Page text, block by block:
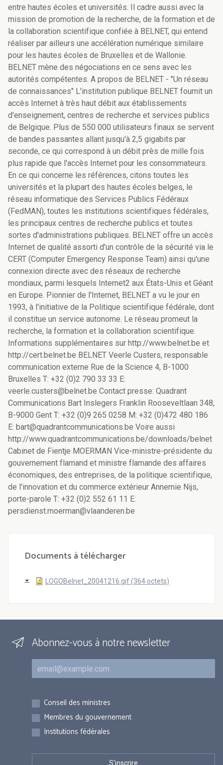
entre hautes écoles et universités. Il cadre aussi avec la
mission de promotion de la recherche, de la formation et de
la collaboration scientifique confiée à BELNET, qui entend
réaliser par ailleurs une accélération numérique similaire
pour les hautes écoles de Bruxelles et de Wallonie.
BELNET mène des négociations en ce sens avec les
autorités compétentes. A propos de BELNET - "Un réseau
de connaissances" L'institution publique BELNET fournit un
accès Internet à très haut débit aux établissements
d'enseignement, centres de recherche et services publics
de Belgique. Plus de 550 000 utilisateurs finaux se servent
de bandes passantes allant jusqu'à 2,5 gigabits par
seconde, ce qui correspond à un débit près de mille fois
plus rapide que l'accès Internet pour les consommateurs.
En ce qui concerne les références, citons toutes les
universités et la plupart des hautes écoles belges, le
réseau informatique des Services Publics Fédéraux
(FedMAN), toutes les institutions scientifiques fédérales,
les principaux centres de recherche publics et toutes
sortes d'administrations publiques. BELNET offre un accès
Internet de qualité assorti d'un contrôle de la sécurité via le
CERT (Computer Emergency Response Team) ainsi qu'une
connexion directe avec des réseaux de recherche
mondiaux, parmi lesquels Internet2 aux États-Unis et Géant
en Europe. Pionnier de l'Internet, BELNET a vu le jour en
1993, à l'initiative de la Politique scientifique fédérale, dont
il constitue un service autonome. Le réseau promeut la
recherche, la formation et la collaboration scientifique.
Informations supplémentaires sur http://www.belnet.be et
http://cert.belnet.be BELNET Veerle Custers, responsable
communication externe Rue de la Science 4, B-1000
Bruxelles T: +32 (0)2 790 33 33 E:
veerle.custers@belnet.be Contact presse: Quadrant
Communications Bart Inslegers Franklin Rooseveltlaan 348,
B-9000 Gent T: +32 (0)9 265 0258 M: +32 (0)472 480 186
E: bart@quadrantcommunications.be Voire aussi
http://www.quadrantcommunications.be/downloads/belnet
Cabinet de Fientje MOERMAN Vice-ministre-présidente du
gouvernement flamand et ministre flamande des affaires
économiques, des entreprises, de la politique scientifique,
de l'innovation et du commerce extérieur Annemie Nijs,
porte-parole T: +32 (0)2 552 61 11 E:
persdienst.moerman@vlaanderen.be
Documents à télécharger
LOGOBelnet_20041216.gif (364 octets)
Abonnez-vous à notre newsletter
Courriel
Inscriptions
Conseil des ministres
Membres du gouvernement
Institutions fédérales